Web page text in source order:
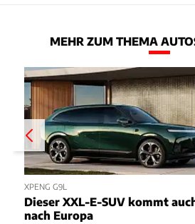
MEHR ZUM THEMA
XPENG G9L
Dieser XXL-E-SUV kommt
nach Europa